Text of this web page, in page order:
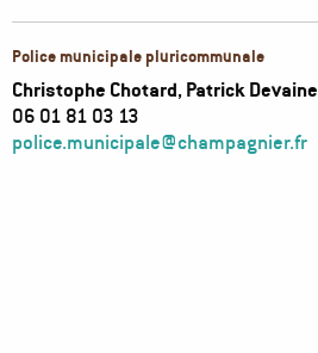
Police municipale pluricommunale
Christophe Chotard,Patrick Devaine
06 01 81 03 13
police.municipale@champagnier.fr